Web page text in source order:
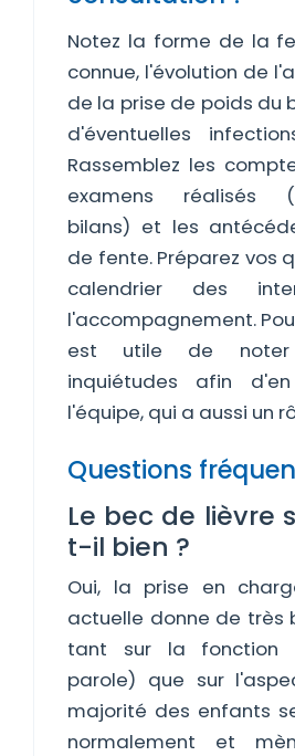
Notez la forme de la
connue, l'évolution de
de la prise de poids du
d'éventuelles
Rassemblez les
examens réalisés
bilans) et les
de fente. Préparez vos
calendrier des
l'accompagnement.
est utile de
inquiétudes afin
l'équipe, qui a aussi un
Questions
Le bec de lièvre
t-il bien ?
Oui, la prise en
actuelle donne de très
tant sur la fonction
parole) que sur
majorité des enfants
normalement et